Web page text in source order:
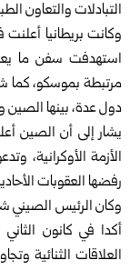
التبادلات والتعاون
وكانت بريطانيا
استهدفت سفن ما
مرتبطة بموسكو،
دول عدة، بينها الصين
يشار إلى أن الصين
الأزمة الأوكرانية،
رفضها العقوبات
وكان الرئيس الصيني
أكدا في كانون
العلاقات الثنائية